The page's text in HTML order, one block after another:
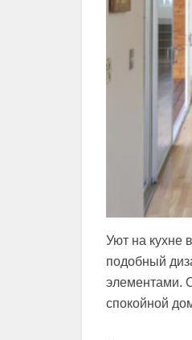
Уют на кухне
подобный
элементами.
спокойной